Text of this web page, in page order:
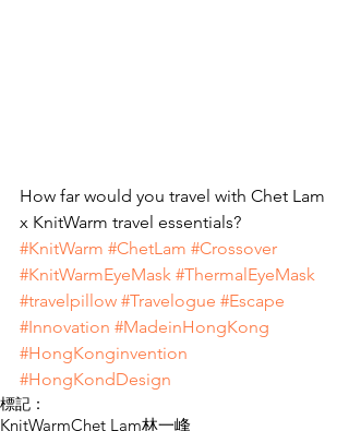
How far would you travel with Chet Lam
x KnitWarm travel essentials?
#KnitWarm #ChetLam #Crossover
#KnitWarmEyeMask #ThermalEyeMask
#travelpillow #Travelogue #Escape
#Innovation #MadeinHongKong
#HongKonginvention
#HongKondDesign
標記：
KnitWarmChet Lam林一峰